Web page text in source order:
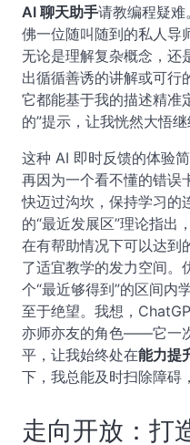
AI 聊天助手请教编程疑
佛一位随叫随到的私人导
无论是理解复杂概念，还
出循循善诱的讲解或可行
它都能基于我的描述精准
的”提示，让我恍然大悟继
这种 AI 即时反馈的体验
再因为一个看不懂的错误
快迈过沟坎，保持学习的
的“最近发展区”理论指出
在有帮助情况下可以达到
了适宜教学的发力空间。
个“最近够得到”的区间内
至于绝望。我想，
亦师亦友的角色——它一
平，让我始终处在能力提
下，我总能及时扫除障碍
走向开放：打